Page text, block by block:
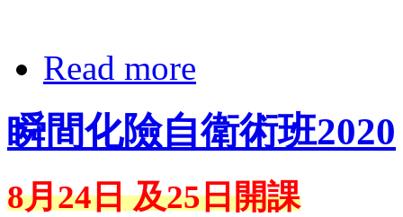
Read more
瞬間化險自衛術班2020
8月24日 及25日開課